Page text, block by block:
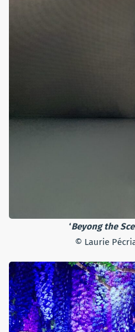
‘Beyong the
© Laurie